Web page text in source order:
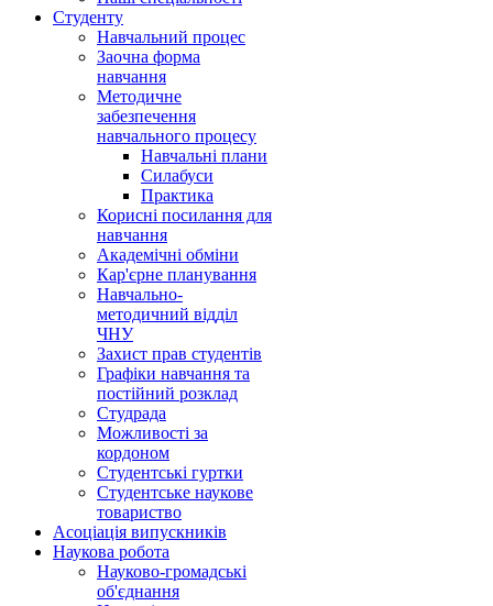
Студенту
Навчальний процес
Заочна форма
навчання
Методичне
забезпечення
навчального процесу
Навчальні плани
Силабуси
Практика
Корисні посилання для
навчання
Академічні обміни
Кар'єрне планування
Навчально-
методичний відділ
ЧНУ
Захист прав студентів
Графіки навчання та
постійний розклад
Студрада
Можливості за
кордоном
Студентські гуртки
Студентське наукове
товариство
Асоціація випускників
Наукова робота
Науково-громадські
об'єднання